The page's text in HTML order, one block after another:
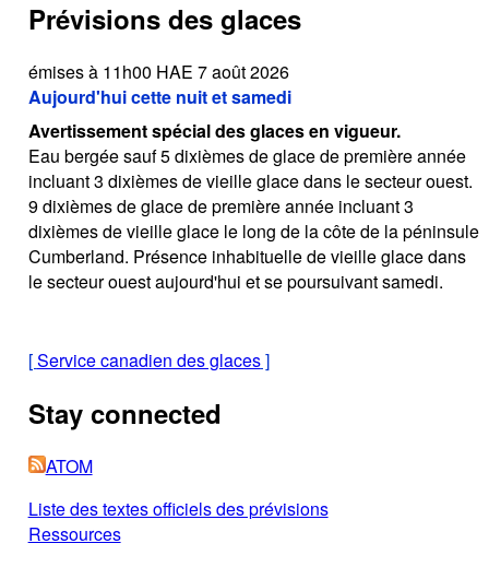
Prévisions des glaces
émises à 11h00 HAE 7 août 2026
Aujourd'hui cette nuit et samedi
Avertissement spécial des glaces en vigueur.
Eau bergée sauf 5 dixièmes de glace de première année
incluant 3 dixièmes de vieille glace dans le secteur ouest.
9 dixièmes de glace de première année incluant 3
dixièmes de vieille glace le long de la côte de la péninsule
Cumberland. Présence inhabituelle de vieille glace dans
le secteur ouest aujourd'hui et se poursuivant samedi.
[Service canadien des glaces]
Stay connected
ATOM
Liste des textes officiels des prévisions
Ressources